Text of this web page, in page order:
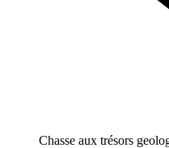
Chasse aux trésors